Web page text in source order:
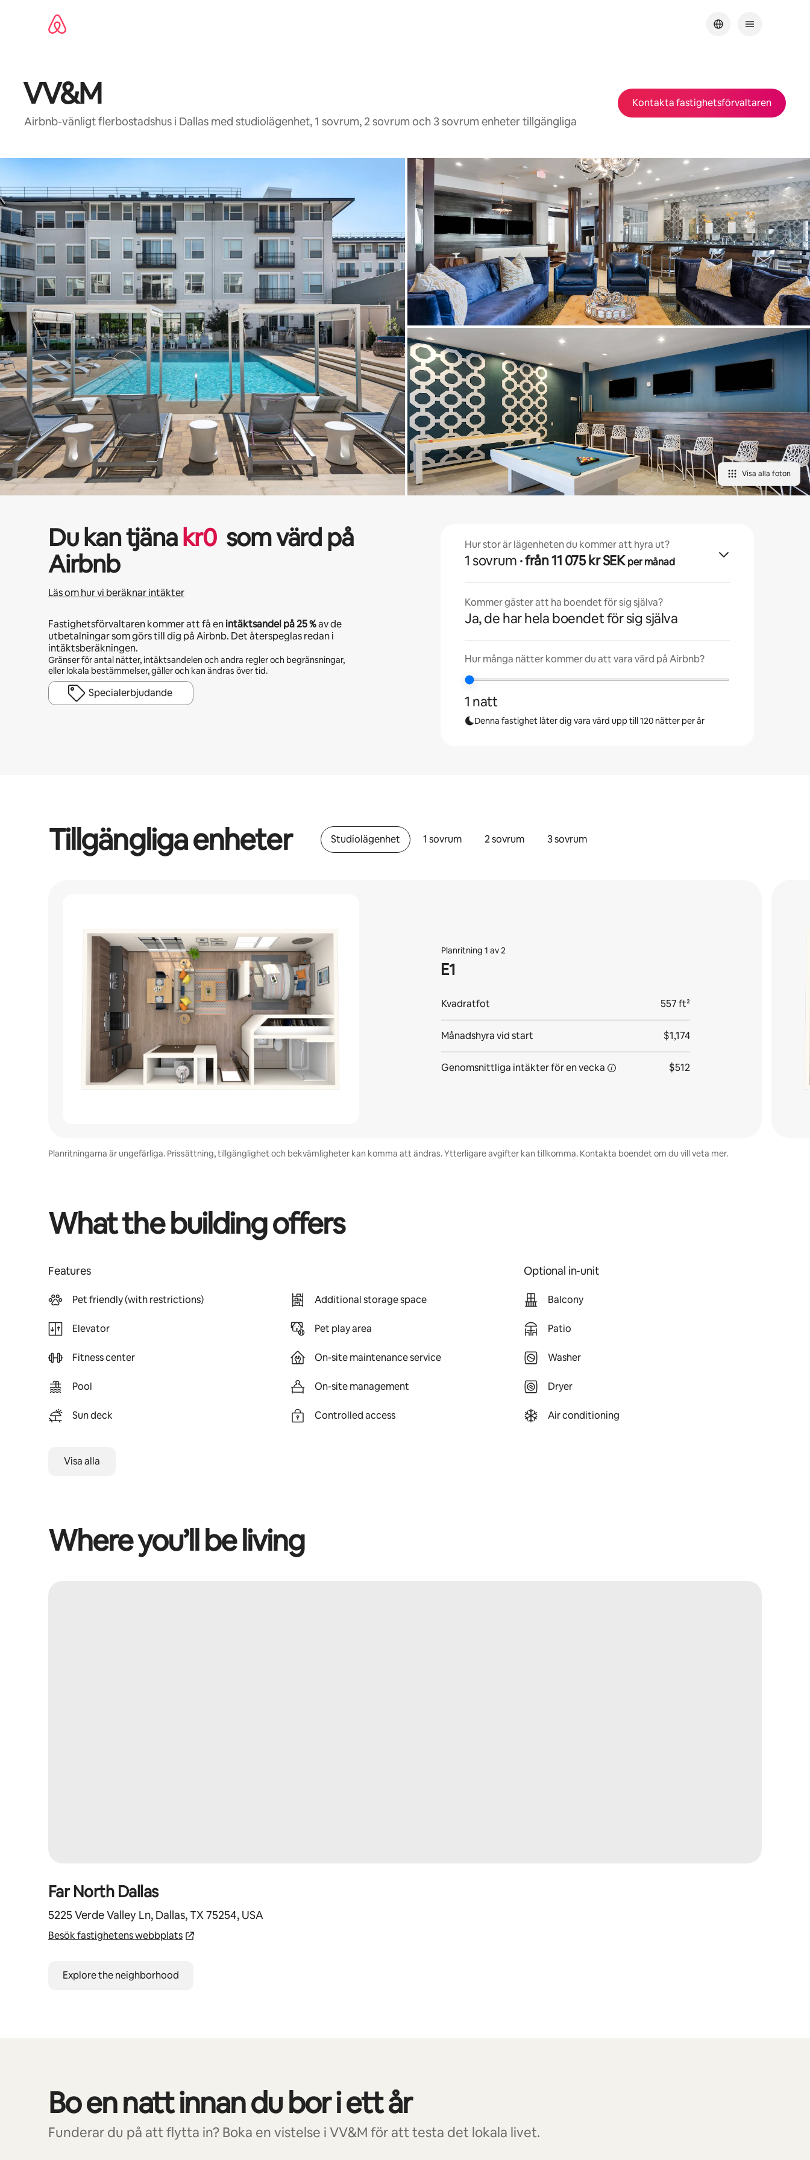
VV&M
Airbnb-vänligt flerbostadshus i Dallas med studiolägenhet, 1 sovrum, 2 sovrum och 3 sovrum enheter tillgängliga
Kontakta fastighetsförvaltaren
Visa alla foton
Du kan tjänakr0 som värd på
Airbnb
Läs om hur vi beräknar intäkter
Fastighetsförvaltaren kommer att få enintäktsandel på25 %av de
utbetalningar som görs till dig på Airbnb. Det återspeglas redan i
intäktsberäkningen.
Gränser för antal nätter, intäktsandelen och andra regler och begränsningar,
eller lokala bestämmelser, gäller och kan ändras över tid.
Specialerbjudande
Hur stor är lägenheten du kommer att hyra ut?
1 sovrum · från 11 075 kr SEKper månad
Kommer gäster att ha boendet för sig själva?
Ja, de har hela boendet för sig själva
Hur många nätter kommer du att vara värd på Airbnb?
1 natt
Denna fastighet låter dig vara värd upp till 120 nätter per år
Tillgängliga enheter Studiolägenhet 1 sovrum 2 sovrum 3 sovrum
Planritning 1 av 2
E1
Kvadratfot 557 ft²
Månadshyra vid start $1,174
Genomsnittliga intäkter fören vecka $512
Planritningarna är ungefärliga. Prissättning, tillgänglighet och bekvämligheter kan komma att ändras. Ytterligare avgifter kan tillkomma. Kontakta boendet om du vill veta mer.
What the building offers
Features
Pet friendly (with restrictions)
Elevator
Fitness center
Pool
Sun deck
Additional storage space
Pet play area
On-site maintenance service
On-site management
Controlled access
Optional in-unit
Balcony
Patio
Washer
Dryer
Air conditioning
Visa alla
Where you’ll be living
Far North Dallas
5225 Verde Valley Ln, Dallas, TX 75254, USA
Besök fastighetens webbplats
Explore the neighborhood
Bo en natt innan du bor i ett år
Funderar du på att flytta in? Boka en vistelse i VV&M för att testa det lokala livet.
0 av 0 objekt visas